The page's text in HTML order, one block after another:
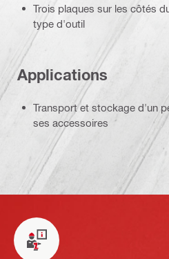
Trois plaques sur les côtés
type d'outil
Applications
Transport et stockage d'un
ses accessoires